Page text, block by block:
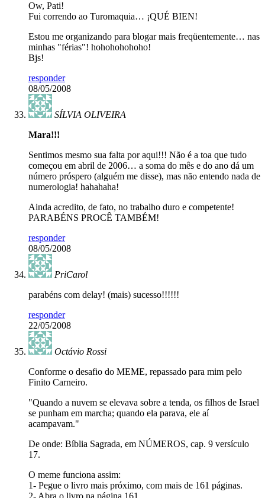
Ow, Pati!
Fui correndo ao Turomaquia… ¡QUÉ BIEN!
Estou me organizando para blogar mais freqüentemente… nas
minhas "férias"! hohohohohoho!
Bjs!
responder
08/05/2008
SÍLVIA OLIVEIRA
Mara!!!
Sentimos mesmo sua falta por aqui!!! Não é a toa que tudo
começou em abril de 2006… a soma do mês e do ano dá um
número próspero (alguém me disse), mas não entendo nada de
numerologia! hahahaha!
Ainda acredito, de fato, no trabalho duro e competente!
PARABÉNS PROCÊ TAMBÉM!
responder
08/05/2008
PriCarol
parabéns com delay! (mais) sucesso!!!!!!
responder
22/05/2008
Octávio Rossi
Conforme o desafio do MEME, repassado para mim pelo
Finito Carneiro.
"Quando a nuvem se elevava sobre a tenda, os filhos de Israel
se punham em marcha; quando ela parava, ele aí
acampavam."
De onde: Bíblia Sagrada, em NÚMEROS, cap. 9 versículo
17.
O meme funciona assim:
1- Pegue o livro mais próximo, com mais de 161 páginas.
2- Abra o livro na página 161.